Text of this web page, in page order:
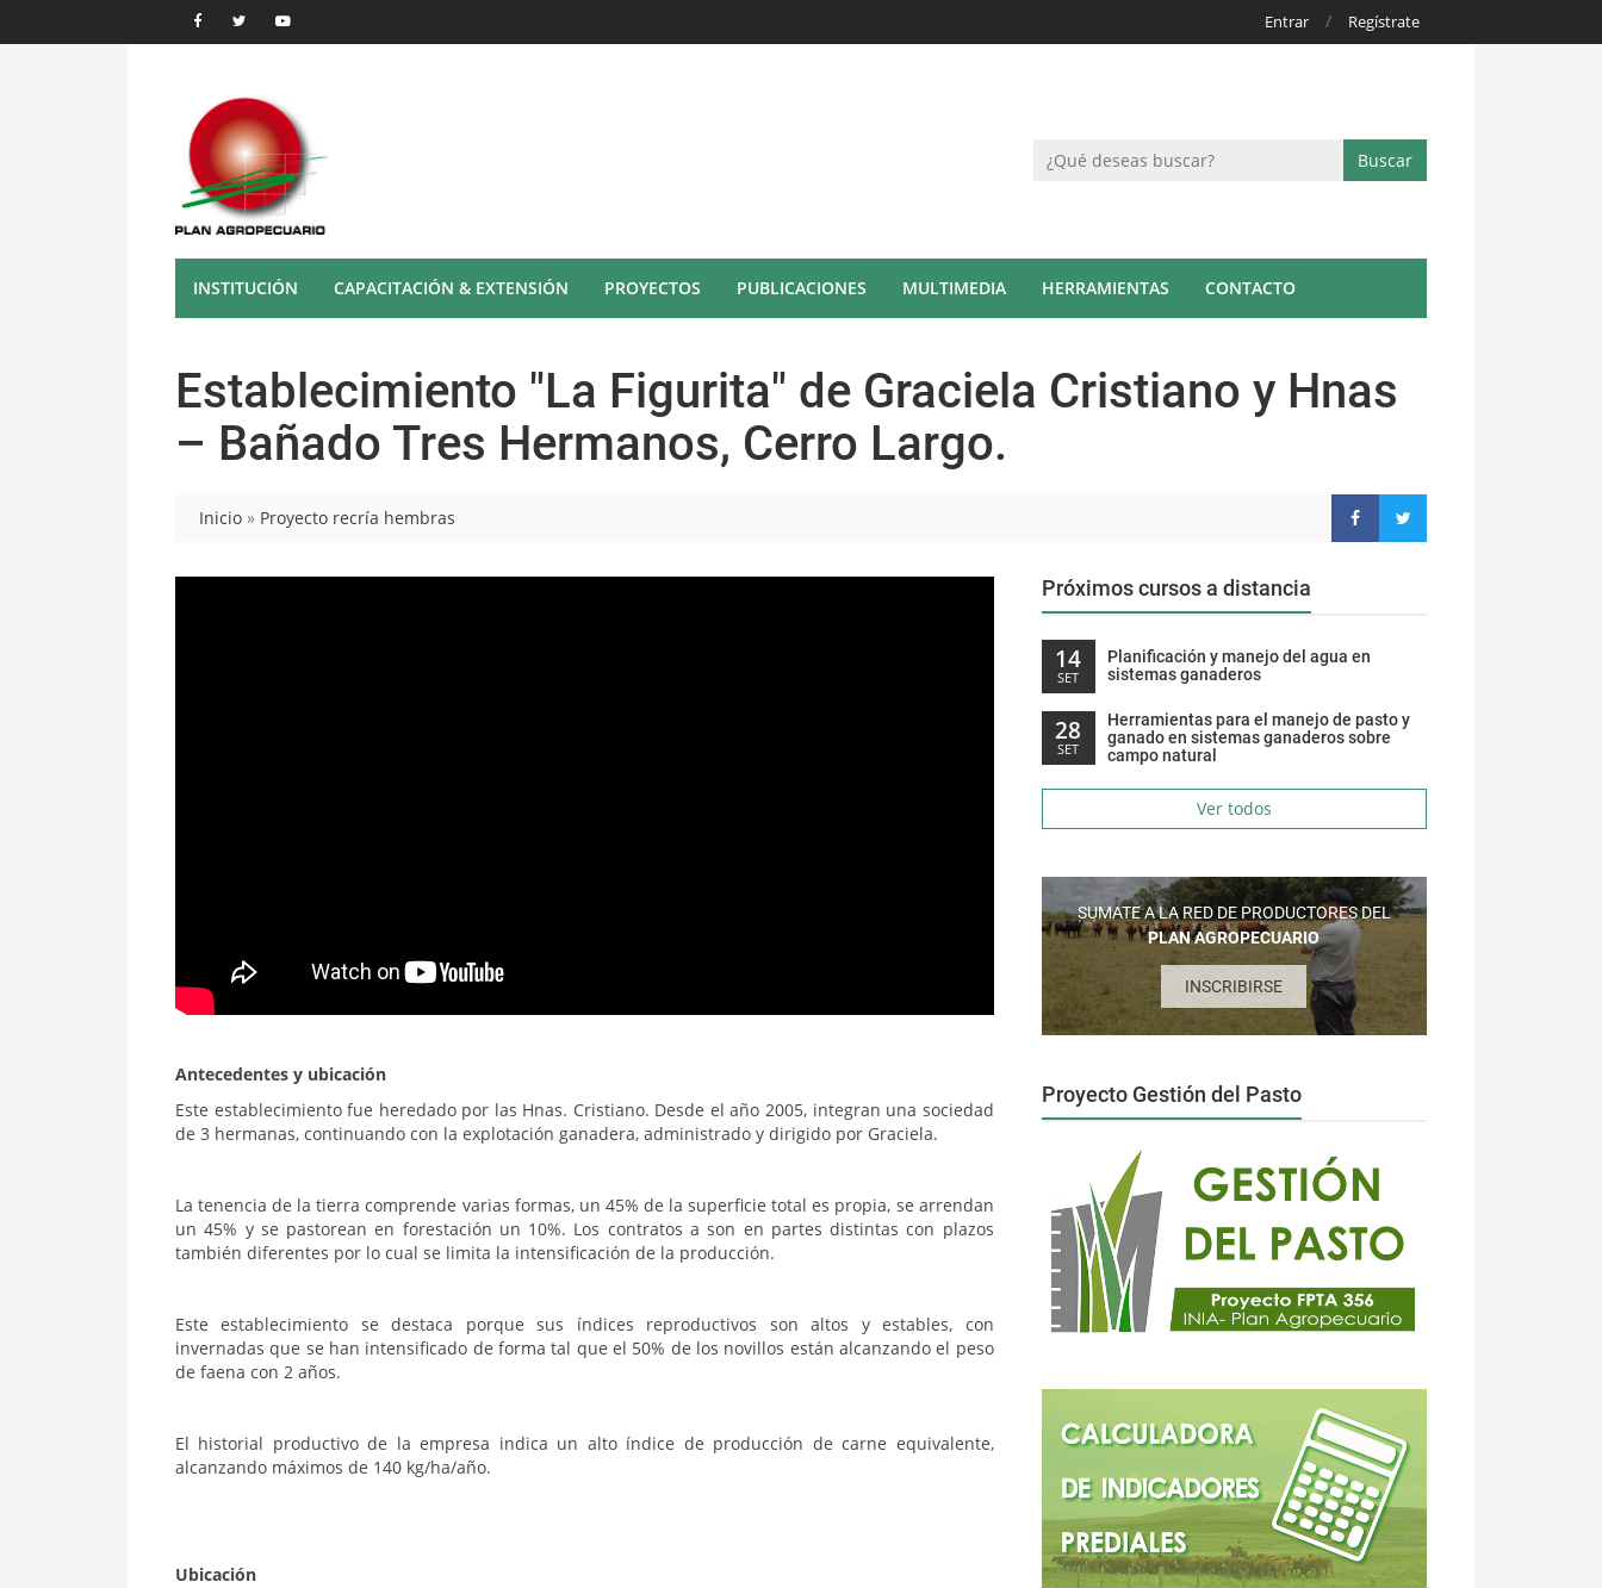
Entrar / Regístrate
INSTITUCIÓN CAPACITACIÓN & EXTENSIÓN PROYECTOS PUBLICACIONES MULTIMEDIA HERRAMIENTAS CONTACTO
Establecimiento "La Figurita" de Graciela Cristiano y Hnas
– Bañado Tres Hermanos, Cerro Largo.
Inicio » Proyecto recría hembras
Antecedentes y ubicación
Este establecimiento fue heredado por las Hnas. Cristiano. Desde el año 2005, integran una sociedad
de 3 hermanas, continuando con la explotación ganadera, administrado y dirigido por Graciela.
La tenencia de la tierra comprende varias formas, un 45% de la superficie total es propia, se arrendan
un 45% y se pastorean en forestación un 10%. Los contratos a son en partes distintas con plazos
también diferentes por lo cual se limita la intensificación de la producción.
Este establecimiento se destaca porque sus índices reproductivos son altos y estables, con
invernadas que se han intensificado de forma tal que el 50% de los novillos están alcanzando el peso
de faena con 2 años.
El historial productivo de la empresa indica un alto índice de producción de carne equivalente,
alcanzando máximos de 140 kg/ha/año.
Ubicación
Próximos cursos a distancia
14
SET
Planificación y manejo del agua en
sistemas ganaderos
28
SET
Herramientas para el manejo de pasto y
ganado en sistemas ganaderos sobre
campo natural
Ver todos
SUMATE A LA RED DE PRODUCTORES DEL
PLAN AGROPECUARIO
INSCRIBIRSE
Proyecto Gestión del Pasto